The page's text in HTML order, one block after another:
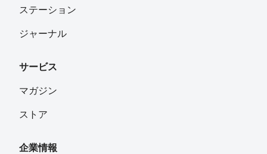
ステーション
ジャーナル
サービス
マガジン
ストア
企業情報